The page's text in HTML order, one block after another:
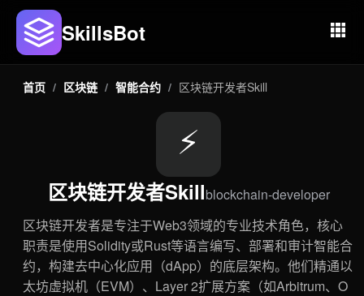
SkillsBot
首页 / 区块链 / 智能合约 / 区块链开发者Skill
⚡
区块链开发者Skillblockchain-developer
区块链开发者是专注于Web3领域的专业技术角色，核心
职责是使用Solidity或Rust等语言编写、部署和审计智能合
约，构建去中心化应用（dApp）的底层架构。他们精通以
太坊虚拟机（EVM）、Layer 2扩展方案（如Arbitrum、O